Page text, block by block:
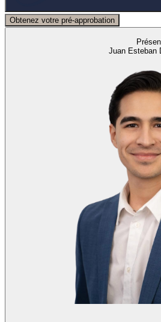
Obtenez votre pré-approbation
Juan Esteban